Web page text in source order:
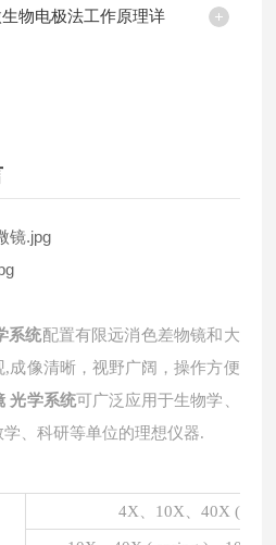
物电极法工作原理详
系统配置有限远消色差物镜和大
成像清晰，视野广阔，操作方便
光学系统可广泛应用于生物学、
、科研等单位的理想仪器.
4X、10X、40X (